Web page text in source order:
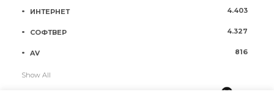
ИНТЕРНЕТ 4.403
СОФТВЕР 4.327
AV 816
Show All